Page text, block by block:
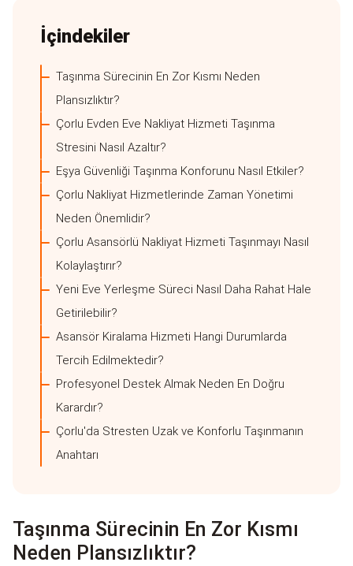
İçindekiler
Taşınma Sürecinin En Zor Kısmı Neden
Plansızlıktır?
Çorlu Evden Eve Nakliyat Hizmeti Taşınma
Stresini Nasıl Azaltır?
Eşya Güvenliği Taşınma Konforunu Nasıl Etkiler?
Çorlu Nakliyat Hizmetlerinde Zaman Yönetimi
Neden Önemlidir?
Çorlu Asansörlü Nakliyat Hizmeti Taşınmayı Nasıl
Kolaylaştırır?
Yeni Eve Yerleşme Süreci Nasıl Daha Rahat Hale
Getirilebilir?
Asansör Kiralama Hizmeti Hangi Durumlarda
Tercih Edilmektedir?
Profesyonel Destek Almak Neden En Doğru
Karardır?
Çorlu'da Stresten Uzak ve Konforlu Taşınmanın
Anahtarı
Taşınma Sürecinin En Zor Kısmı
Neden Plansızlıktır?